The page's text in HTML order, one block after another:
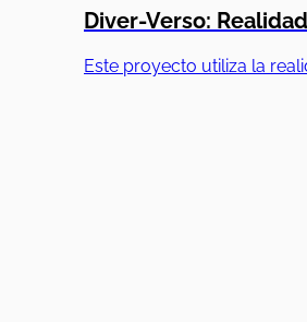
Diver-Verso:
Este proyecto utiliza la